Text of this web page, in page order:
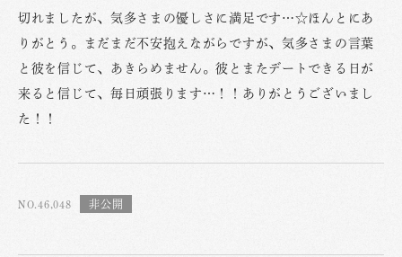
切れましたが、気多さまの優しさに満足です…☆ほんとにあ
りがとう。まだまだ不安抱えながらですが、気多さまの言葉
と彼を信じて、あきらめません。彼とまたデートできる日が
来ると信じて、毎日頑張ります…！！ありがとうございまし
た！！
NO.46,048